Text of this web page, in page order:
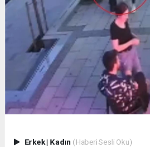
Erkek| Kadın (Haberi Sesli Oku)